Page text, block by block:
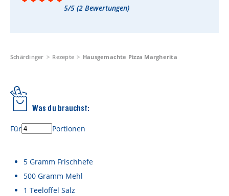
Wissenswertes
Käse & Öl Ratgeber
Nachhaltigkeitsbericht
Lebensmittel sind kostbar!
5/5 (2 Bewertungen)
Schärdinger Rezepte Hausgemachte Pizza Margherita
Was du brauchst:
Für Portionen
5 Gramm Frischhefe
500 Gramm Mehl
1 Teelöffel Salz